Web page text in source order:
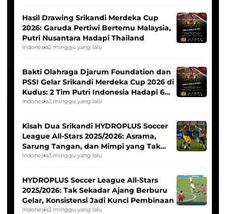
Hasil Drawing Srikandi Merdeka Cup
2026: Garuda Pertiwi Bertemu Malaysia,
Putri Nusantara Hadapi Thailand
Indonesia2 minggu yang lalu
Bakti Olahraga Djarum Foundation dan
PSSI Gelar Srikandi Merdeka Cup 2026 di
Kudus: 2 Tim Putri Indonesia Hadapi 6
Tim Asia
Indonesia2 minggu yang lalu
Kisah Dua Srikandi HYDROPLUS Soccer
League All-Stars 2025/2026: Asrama,
Sarung Tangan, dan Mimpi yang Tak
Pernah Padam
Indonesia3 minggu yang lalu
HYDROPLUS Soccer League All-Stars
2025/2026: Tak Sekadar Ajang Berburu
Gelar, Konsistensi Jadi Kunci Pembinaan
Indonesia3 minggu yang lalu